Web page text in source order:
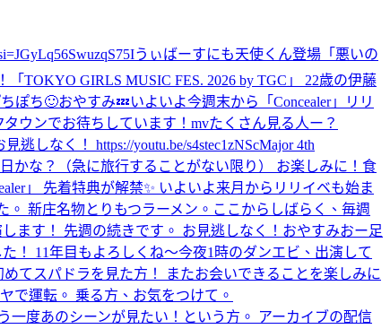
うぃばーすにも天使くん登場 「悪いの
「TOKYO GIRLS MUSIC FES. 2026 by TGC」 22歳の伊藤
ぽち🙂おやすみ💤いよいよ今週末から「Concealer」リリ
ウンでお待ちしています！ mvたくさん見る人ー？
逃しなく！ https://youtu.be/s4stec1zNScMajor 4th
かな？（急に旅行することがない限り） お楽しみに！ 食
」 先着特典が解禁✨ いよいよ来月からリリイベも始ま
。 新庄名物とりもつラーメン。 ここからしばらく、毎週
ます！ 先週の続きです。 お見逃しなく！ おやすみおー足
！ 11年目もよろしくね〜今夜1時のダンエビ、出演して
めてスパドラを見た方！ またお会いできることを楽しみに
で運転。 乗る方、お気をつけて。
一度あのシーンが見たい！という方。 アーカイブの配信